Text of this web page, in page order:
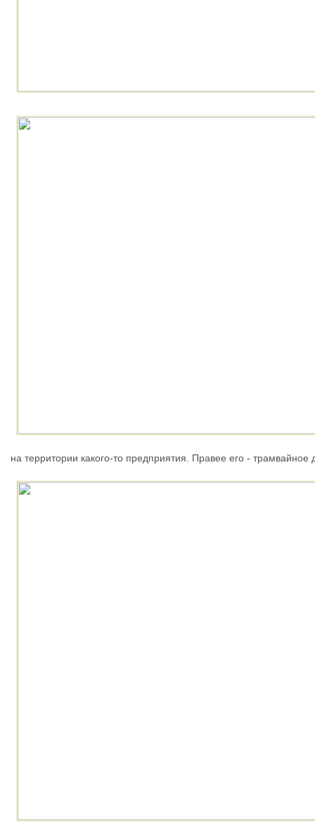
на территории какого-то предприятия. Правее его - трамвайное